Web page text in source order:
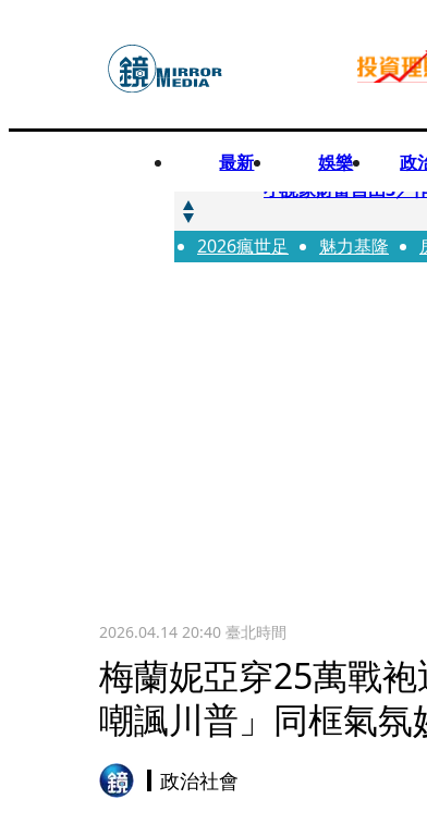
最新 娛樂 政
快訊
小說家財富自由3／
快訊
《殺手媽咪》孔曉振
2026瘋世足 魅力基隆
2026.04.14 20:40臺北時間
梅蘭妮亞穿25萬戰
嘲諷川普」同框氣氛
政治社會